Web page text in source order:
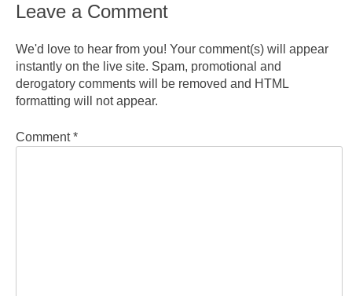
Leave a Comment
We'd love to hear from you! Your comment(s) will appear
instantly on the live site. Spam, promotional and
derogatory comments will be removed and HTML
formatting will not appear.
Comment*